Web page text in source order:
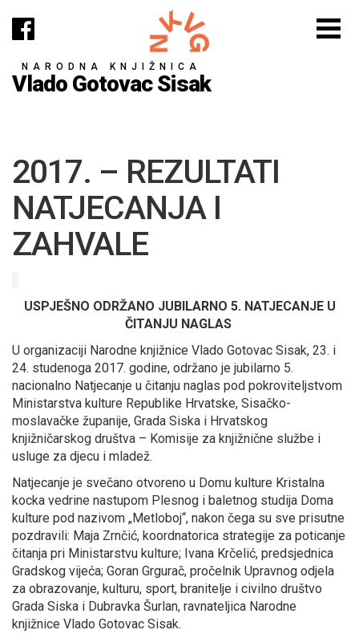
NARODNA KNJIŽNICA
Vlado Gotovac Sisak
2017. – REZULTATI
NATJECANJA I
ZAHVALE
USPJEŠNO ODRŽANO JUBILARNO 5. NATJECANJE U
ČITANJU NAGLAS
U organizaciji Narodne knjižnice Vlado Gotovac Sisak, 23. i
24. studenoga 2017. godine, održano je jubilarno 5.
nacionalno Natjecanje u čitanju naglas pod pokroviteljstvom
Ministarstva kulture Republike Hrvatske, Sisačko-
moslavačke županije, Grada Siska i Hrvatskog
knjižničarskog društva – Komisije za knjižnične službe i
usluge za djecu i mladež.
Natjecanje je svečano otvoreno u Domu kulture Kristalna
kocka vedrine nastupom Plesnog i baletnog studija Doma
kulture pod nazivom „Metloboj“, nakon čega su sve prisutne
pozdravili: Maja Zrnčić, koordnatorica strategije za poticanje
čitanja pri Ministarstvu kulture; Ivana Krčelić, predsjednica
Gradskog vijeća; Goran Grgurač, pročelnik Upravnog odjela
za obrazovanje, kulturu, sport, branitelje i civilno društvo
Grada Siska i Dubravka Šurlan, ravnateljica Narodne
knjižnice Vlado Gotovac Sisak.